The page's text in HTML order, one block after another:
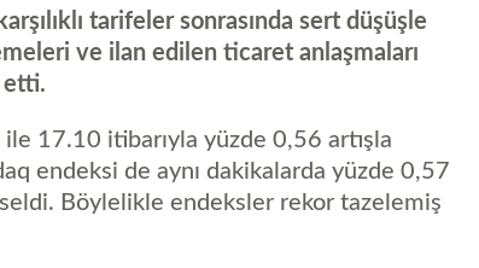
tarifeler sonrasında sert düşüşle
ve ilan edilen ticaret anlaşmaları
etti.
17.10 itibarıyla yüzde 0,56 artışla
endeksi de aynı dakikalarda yüzde 0,57
Böylelikle endeksler rekor tazelemiş